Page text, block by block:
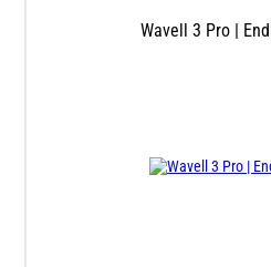
Wavell 3 Pro |